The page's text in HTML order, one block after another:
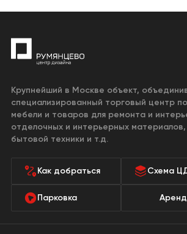
Крупнейший в Москве объект,
специализированный торговый центр
мебели и товаров для ремонта и
отделочных и интерьерных материалов,
бытовой техники и т.д.
Как добраться Схема
Парковка